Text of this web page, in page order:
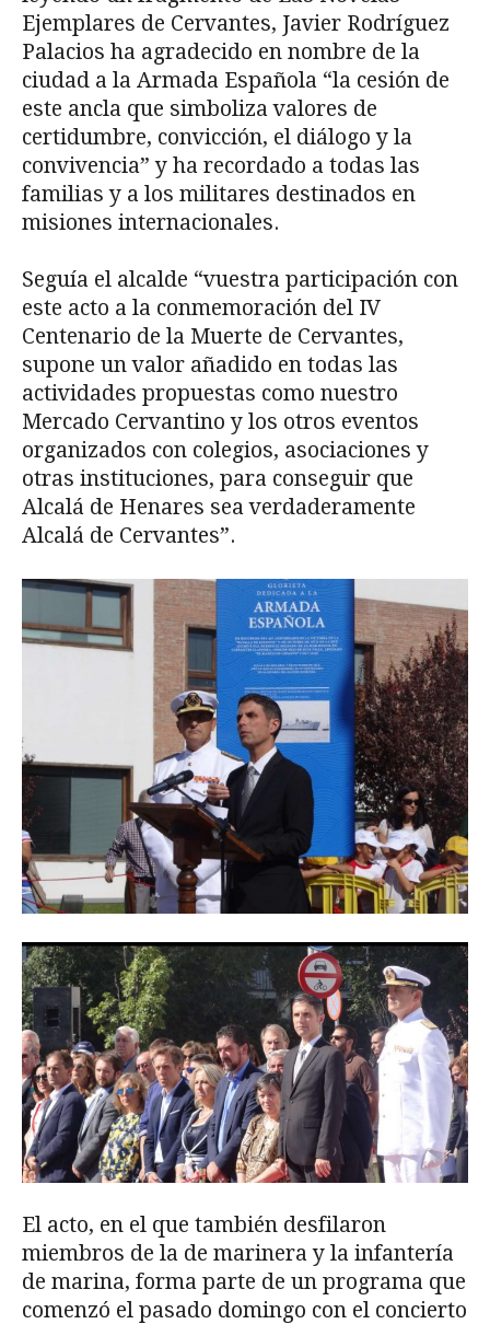
Ejemplares de Cervantes, Javier Rodríguez
Palacios ha agradecido en nombre de la
ciudad a la Armada Española “la cesión de
este ancla que simboliza valores de
certidumbre, convicción, el diálogo y la
convivencia” y ha recordado a todas las
familias y a los militares destinados en
misiones internacionales.
Seguía el alcalde “vuestra participación con
este acto a la conmemoración del IV
Centenario de la Muerte de Cervantes,
supone un valor añadido en todas las
actividades propuestas como nuestro
Mercado Cervantino y los otros eventos
organizados con colegios, asociaciones y
otras instituciones, para conseguir que
Alcalá de Henares sea verdaderamente
Alcalá de Cervantes”.
El acto, en el que también desfilaron
miembros de la de marinera y la infantería
de marina, forma parte de un programa que
comenzó el pasado domingo con el concierto